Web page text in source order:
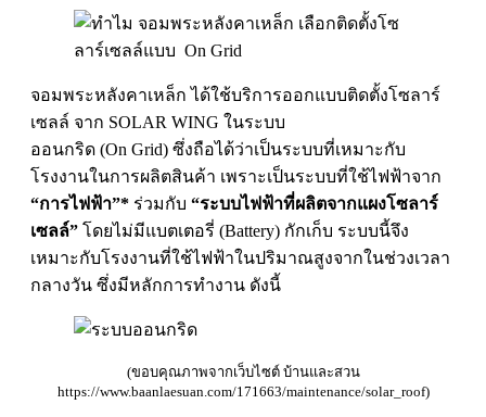
จอมพระหลังคาเหล็ก ได้ใช้บริการออกแบบติดตั้งโซลาร์
เซลล์ จาก SOLAR WING ในระบบ
ออนกริด (On Grid) ซึ่งถือได้ว่าเป็นระบบที่เหมาะกับ
โรงงานในการผลิตสินค้า เพราะเป็นระบบที่ใช้ไฟฟ้าจาก
“การไฟฟ้า”* ร่วมกับ “ระบบไฟฟ้าที่ผลิตจากแผงโซลาร์
เซลล์” โดยไม่มีแบตเตอรี่ (Battery) กักเก็บ ระบบนี้จึง
เหมาะกับโรงงานที่ใช้ไฟฟ้าในปริมาณสูงจากในช่วงเวลา
กลางวัน ซึ่งมีหลักการทำงาน ดังนี้
(ขอบคุณภาพจากเว็บไซต์ บ้านและสวน
https://www.baanlaesuan.com/171663/maintenance/solar_roof)